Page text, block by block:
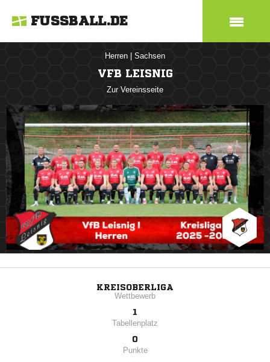
FUSSBALL.DE
Herren Sachsen
VFB LEISNIG
Zur Vereinsseite
KREISOBERLIGA
Wettbewerb
1
Tabellenplatz
0
Punkte